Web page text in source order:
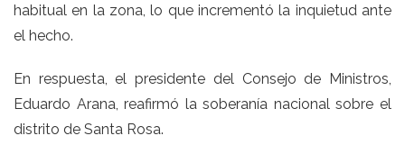
habitual en la zona, lo que incrementó la inquietud ante
el hecho.
En respuesta, el presidente del Consejo de Ministros,
Eduardo Arana, reafirmó la soberanía nacional sobre el
distrito de Santa Rosa.